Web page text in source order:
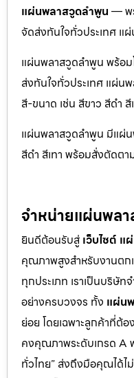
แผ่นพลาสวูดลำพูน — พ
จัดส่งทันใจทั่วประเทศ แ
แผ่นพลาสวูดลำพูน พร้อ
ส่งทันใจทั่วประเทศ แผ่
สี-ขนาด เช่น สีขาว สีดำ
แผ่นพลาสวูดลำพูน มีแผ่
สีดำ สีเทา พร้อมสั่งตัดตา
จำหน่ายแผ่นพล
ยินดีต้อนรับสู่ เว็บไซต์
คุณภาพสูงสำหรับงานตก
ทุกประเภท เราเป็นบริษั
อย่างครบวงจร ทั้ง แผ่น
ย่อย โดยเฉพาะลูกค้าที่ต้
คงคุณภาพระดับเกรด A
ทั่วไทย” ส่งถึงมือคุณได้